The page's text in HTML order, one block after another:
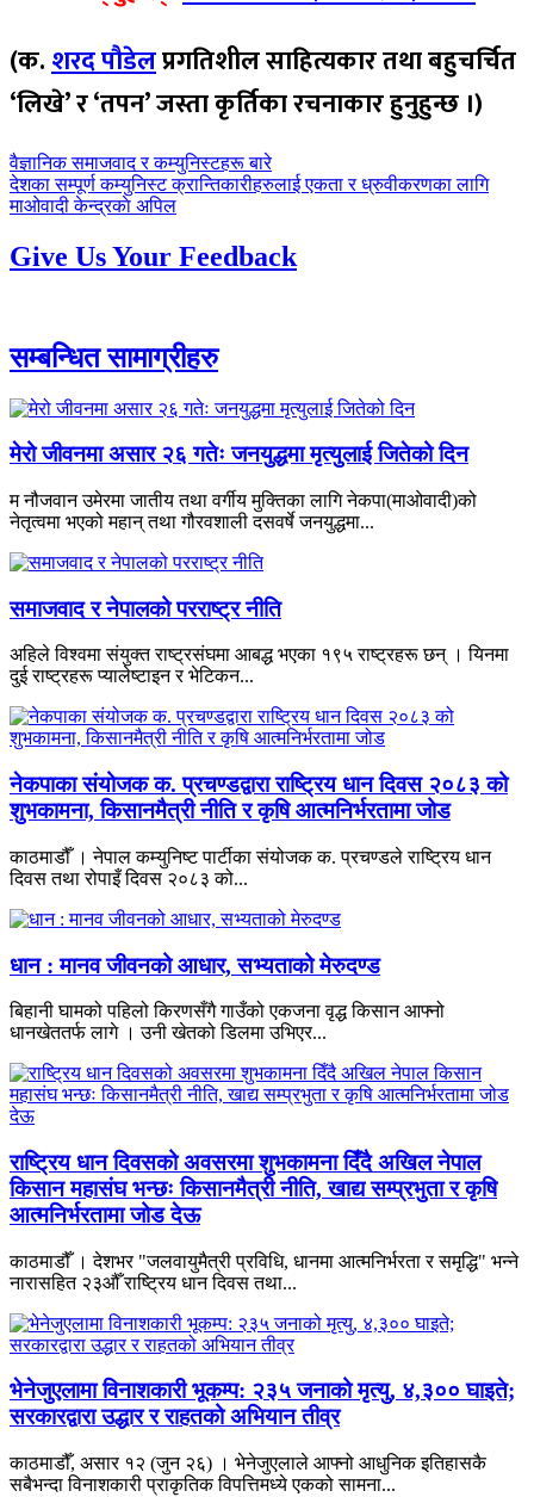
(क.शरद पौडेलप्रगतिशील साहित्यकार तथा बहुचर्चित
‘लिखे’ र ‘तपन’ जस्ता कृर्तिका रचनाकार हुनुहुन्छ ।)
पछिल्लाे
-
वैज्ञानिक समाजवाद र कम्युनिस्टहरू बारे
अघिल्लाे
-
देशका सम्पूर्ण कम्युनिस्ट क्रान्तिकारीहरुलाई एकता र ध्रुवीकरणका लागि
माओवादी केन्द्रकाे अपिल
Give Us Your Feedback
सम्बन्धित सामाग्रीहरु
मेरो जीवनमा असार २६ गतेः जनयुद्धमा मृत्युलाई जितेको दिन
म नौजवान उमेरमा जातीय तथा वर्गीय मुक्तिका लागि नेकपा(माओवादी)को
नेतृत्वमा भएको महान् तथा गौरवशाली दसवर्षे जनयुद्धमा...
समाजवाद र नेपालको परराष्ट्र नीति
अहिले विश्वमा संयुक्त राष्ट्रसंघमा आबद्ध भएका १९५ राष्ट्रहरू छन् । यिनमा
दुई राष्ट्रहरू प्यालेष्टाइन र भेटिकन...
नेकपाका संयोजक क. प्रचण्डद्वारा राष्ट्रिय धान दिवस २०८३ को
शुभकामना, किसानमैत्री नीति र कृषि आत्मनिर्भरतामा जोड
काठमाडौँ । नेपाल कम्युनिष्ट पार्टीका संयोजक क. प्रचण्डले राष्ट्रिय धान
दिवस तथा रोपाइँ दिवस २०८३ को...
धान : मानव जीवनको आधार, सभ्यताको मेरुदण्ड
बिहानी घामको पहिलो किरणसँगै गाउँको एकजना वृद्ध किसान आफ्नो
धानखेततर्फ लागे । उनी खेतको डिलमा उभिएर...
राष्ट्रिय धान दिवसको अवसरमा शुभकामना दिँदै अखिल नेपाल
किसान महासंघ भन्छः किसानमैत्री नीति, खाद्य सम्प्रभुता र कृषि
आत्मनिर्भरतामा जोड देऊ
काठमाडौँ । देशभर "जलवायुमैत्री प्रविधि, धानमा आत्मनिर्भरता र समृद्धि" भन्ने
नारासहित २३औँ राष्ट्रिय धान दिवस तथा...
भेनेजुएलामा विनाशकारी भूकम्प: २३५ जनाको मृत्यु, ४,३०० घाइते;
सरकारद्वारा उद्धार र राहतको अभियान तीव्र
काठमाडौँ, असार १२ (जुन २६) । भेनेजुएलाले आफ्नो आधुनिक इतिहासकै
सबैभन्दा विनाशकारी प्राकृतिक विपत्तिमध्ये एकको सामना...